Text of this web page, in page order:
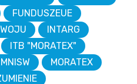
FUNDUSZEUE
INTARG
ITB "MORATEX"
MNISW
MORATEX